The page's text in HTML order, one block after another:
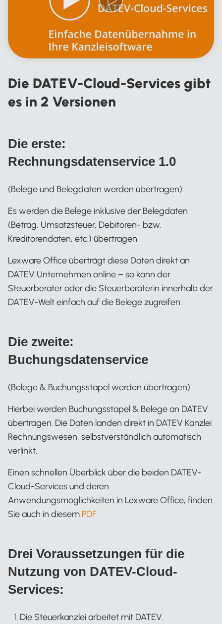
Die DATEV-Cloud-Services gibt
es in 2 Versionen
Die erste:
Rechnungsdatenservice 1.0
(Belege und Belegdaten werden übertragen):
Es werden die Belege inklusive der Belegdaten
(Betrag, Umsatzsteuer, Debitoren- bzw.
Kreditorendaten, etc.) übertragen.
Lexware Office überträgt diese Daten direkt an
DATEV Unternehmen online – so kann der
Steuerberater oder die Steuerberaterin innerhalb der
DATEV-Welt einfach auf die Belege zugreifen.
Die zweite:
Buchungsdatenservice
(Belege & Buchungsstapel werden übertragen)
Hierbei werden Buchungsstapel & Belege an DATEV
übertragen. Die Daten landen direkt in DATEV Kanzlei
Rechnungswesen, selbstverständlich automatisch
verlinkt.
Einen schnellen Überblick über die beiden DATEV-
Cloud-Services und deren
Anwendungsmöglichkeiten in Lexware Office, finden
Sie auch in diesem PDF.
Drei Voraussetzungen für die
Nutzung von DATEV-Cloud-
Services:
Die Steuerkanzlei arbeitet mit DATEV.